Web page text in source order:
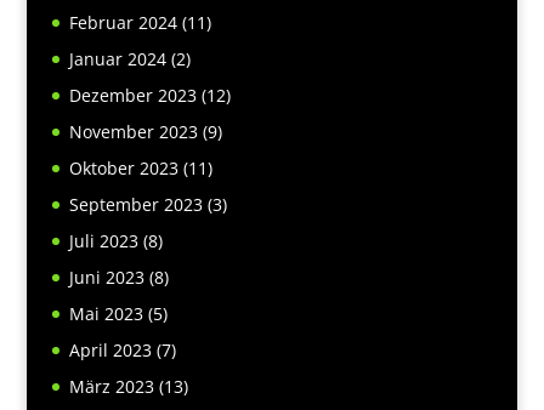
Februar 2024(11)
Januar 2024(2)
Dezember 2023(12)
November 2023(9)
Oktober 2023(11)
September 2023(3)
Juli 2023(8)
Juni 2023(8)
Mai 2023(5)
April 2023(7)
März 2023(13)